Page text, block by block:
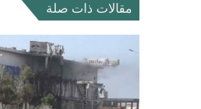
مقالات ذات صلة